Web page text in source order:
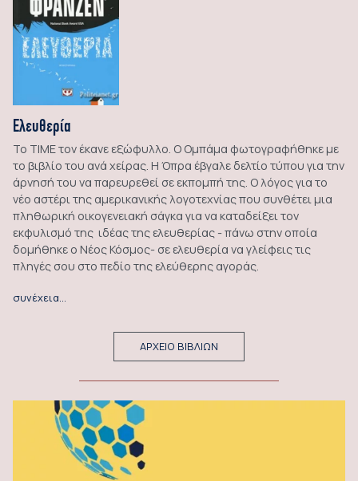
Ελευθερία
Το ΤΙΜΕ τον έκανε εξώφυλλο. Ο Ομπάμα φωτογραφήθηκε με
το βιβλίο του ανά χείρας. Η Όπρα έβγαλε δελτίο τύπου για την
άρνησή του να παρευρεθεί σε εκπομπή της. Ο λόγος για το
νέο αστέρι της αμερικανικής λογοτεχνίας που συνθέτει μια
πληθωρική οικογενειακή σάγκα για να καταδείξει τον
εκφυλισμό της ιδέας της ελευθερίας - πάνω στην οποία
δομήθηκε ο Νέος Κόσμος- σε ελευθερία να γλείφεις τις
πληγές σου στο πεδίο της ελεύθερης αγοράς.
συνέχεια…
ΑΡΧΕΙΟ ΒΙΒΛΙΩΝ